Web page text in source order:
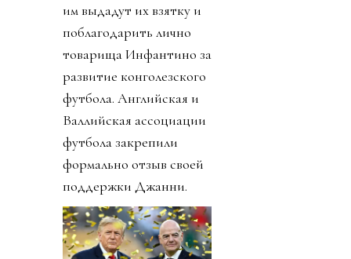
им выдадут их взятку и
поблагодарить лично
товарища Инфантино за
развитие конголезского
футбола. Английская и
Валлийская ассоциации
футбола закрепили
формально отзыв своей
поддержки Джанни.